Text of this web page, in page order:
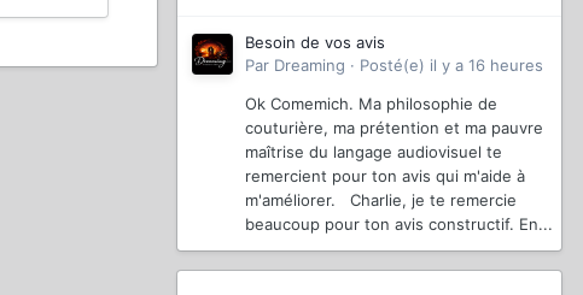
Besoin de vos avis
Par Dreaming · Posté(e) il y a 16 heures
Ok Comemich. Ma philosophie de
couturière, ma prétention et ma pauvre
maîtrise du langage audiovisuel te
remercient pour ton avis qui m'aide à
m'améliorer. Charlie, je te remercie
beaucoup pour ton avis constructif. En...